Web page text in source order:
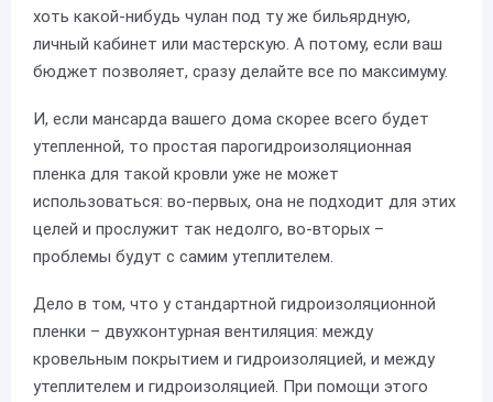
хоть какой-нибудь чулан под ту же бильярдную,
личный кабинет или мастерскую. А потому, если ваш
бюджет позволяет, сразу делайте все по максимуму.
И, если мансарда вашего дома скорее всего будет
утепленной, то простая парогидроизоляционная
пленка для такой кровли уже не может
использоваться: во-первых, она не подходит для этих
целей и прослужит так недолго, во-вторых –
проблемы будут с самим утеплителем.
Дело в том, что у стандартной гидроизоляционной
пленки – двухконтурная вентиляция: между
кровельным покрытием и гидроизоляцией, и между
утеплителем и гидроизоляцией. При помощи этого